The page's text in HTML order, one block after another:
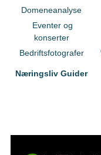
Domeneanalyse
Eventer og
konserter
Bedriftsfotografer
Næringsliv Guider